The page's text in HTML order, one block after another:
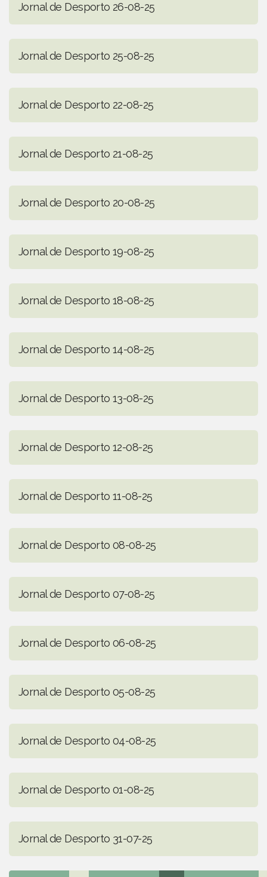
Jornal de Desporto 26-08-25
Jornal de Desporto 25-08-25
Jornal de Desporto 22-08-25
Jornal de Desporto 21-08-25
Jornal de Desporto 20-08-25
Jornal de Desporto 19-08-25
Jornal de Desporto 18-08-25
Jornal de Desporto 14-08-25
Jornal de Desporto 13-08-25
Jornal de Desporto 12-08-25
Jornal de Desporto 11-08-25
Jornal de Desporto 08-08-25
Jornal de Desporto 07-08-25
Jornal de Desporto 06-08-25
Jornal de Desporto 05-08-25
Jornal de Desporto 04-08-25
Jornal de Desporto 01-08-25
Jornal de Desporto 31-07-25